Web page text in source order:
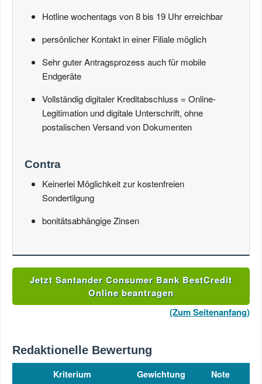
Hotline wochentags von 8 bis 19 Uhr erreichbar
persönlicher Kontakt in einer Filiale möglich
Sehr guter Antragsprozess auch für mobile
Endgeräte
Vollständig digitaler Kreditabschluss = Online-
Legitimation und digitale Unterschrift, ohne
postalischen Versand von Dokumenten
Contra
Keinerlei Möglichkeit zur kostenfreien
Sondertilgung
bonitätsabhängige Zinsen
Jetzt Santander Consumer Bank BestCredit
Online beantragen
(Zum Seitenanfang)
Redaktionelle Bewertung
Kriterium Gewichtung Note